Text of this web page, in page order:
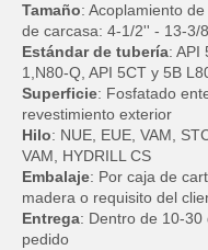
Tamaño: Acoplamiento
de carcasa: 4-1/2'' - 13-3/
Estándar de tubería: API
1,N80-Q, API 5CT y 5B
Superficie: Fosfatado
revestimiento exterior
Hilo: NUE, EUE, VAM,
VAM, HYDRILL CS
Embalaje: Por caja de
madera o requisito del
Entrega: Dentro de 10-
pedido